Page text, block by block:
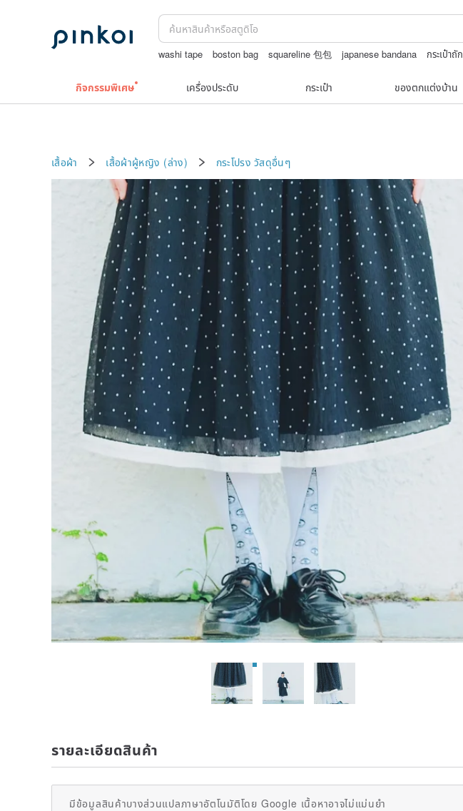
washi tape boston bag squareline 包包 japanese bandana
กระเป๋าถัก
กิจกรรมพิเศษ เครื่องประดับ กระเป๋า ของตกแต่งบ้าน
เสื้อผ้า เสื้อผ้าผู้หญิง (ล่าง) กระโปรง วัสดุอื่นๆ
รายละเอียดสินค้า
มีข้อมูลสินค้าบางส่วนแปลภาษาอัตโนมัติโดย Google เนื้อหาอาจไม่แม่นยำ